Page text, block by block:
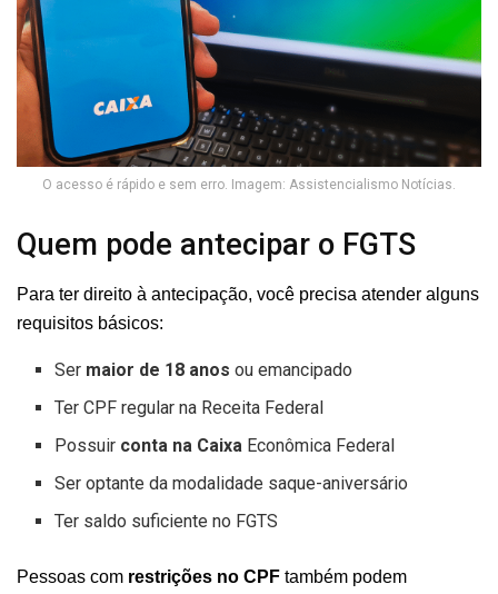
O acesso é rápido e sem erro. Imagem: Assistencialismo Notícias.
Quem pode antecipar o FGTS
Para ter direito à antecipação, você precisa atender alguns
requisitos básicos:
Ser maior de 18 anos ou emancipado
Ter CPF regular na Receita Federal
Possuir conta na Caixa Econômica Federal
Ser optante da modalidade saque-aniversário
Ter saldo suficiente no FGTS
Pessoas com restrições no CPF também podem